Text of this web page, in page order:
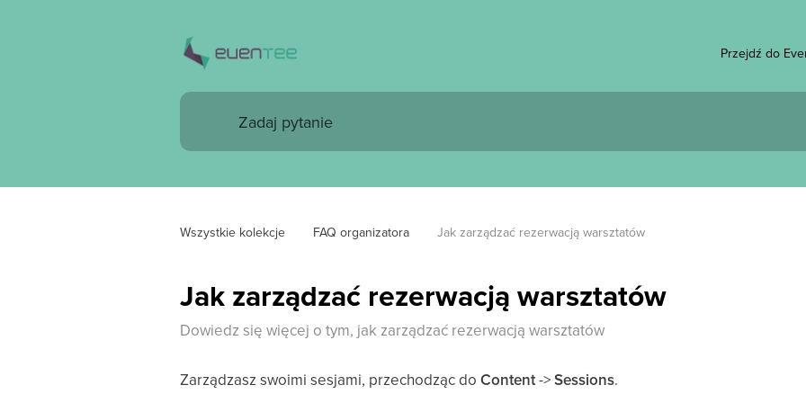
Przejdź do
Wszystkie kolekcje FAQ organizatora Jak zarządzać rezerwacją warsztatów
Jak zarządzać rezerwacją warsztatów
Dowiedz się więcej o tym, jak zarządzać rezerwacją warsztatów
Zarządzasz swoimi sesjami, przechodząc do Content->Sessions.